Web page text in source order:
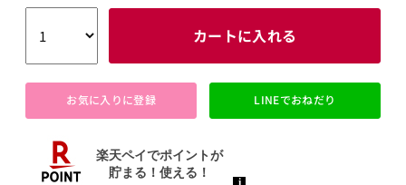
カートに入れる
お気に入りに登録 LINEでおねだり